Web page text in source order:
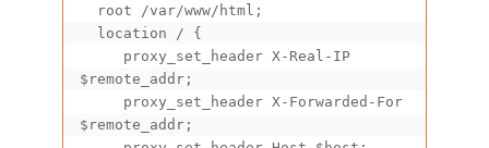
$remote_addr;
$remote_addr;